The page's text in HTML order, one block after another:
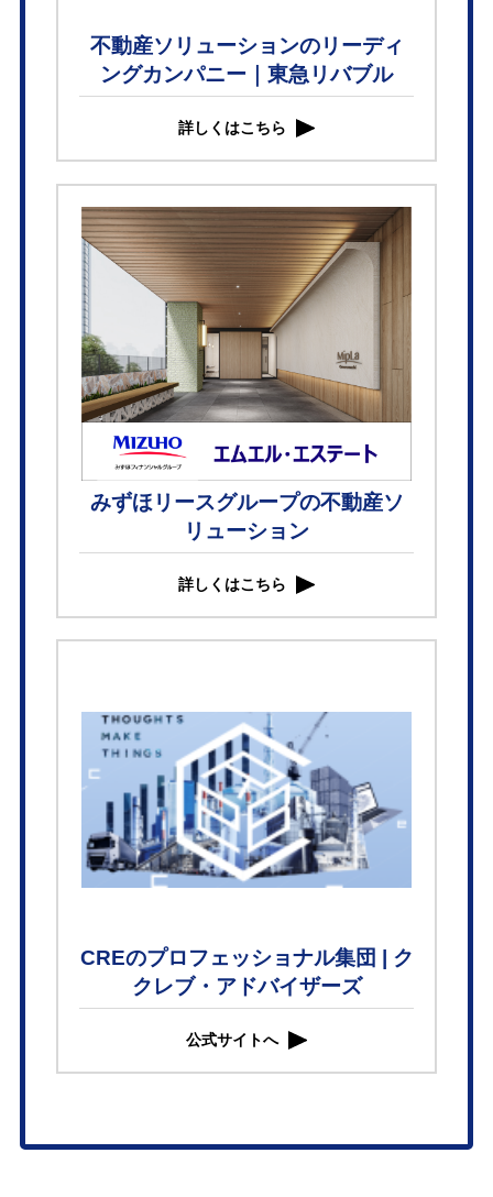
不動産ソリューションのリーディ
ングカンパニー｜東急リバブル
詳しくはこちら
みずほリースグループの不動産ソ
リューション
詳しくはこちら
CREのプロフェッショナル集団 | ク
クレブ・アドバイザーズ
公式サイトへ